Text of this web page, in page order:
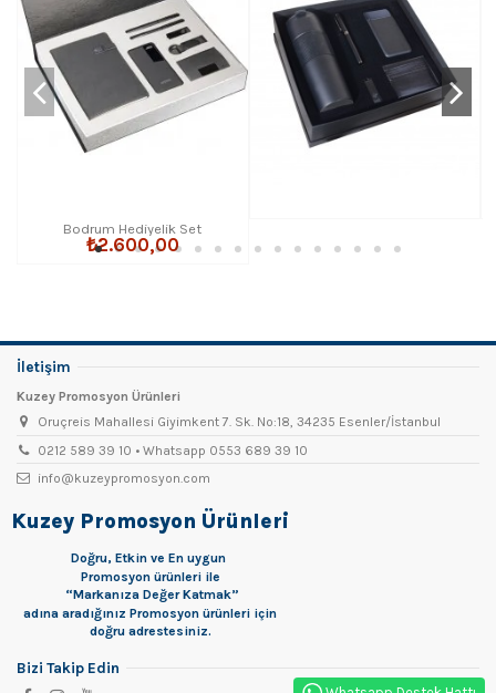
Bodrum Hediyelik Set
₺2.600,00
İletişim
Kuzey Promosyon Ürünleri
Oruçreis Mahallesi Giyimkent 7. Sk. No:18, 34235 Esenler/İstanbul
0212 589 39 10 • Whatsapp 0553 689 39 10
info@kuzeypromosyon.com
Kuzey Promosyon Ürünleri
Doğru, Etkin ve En uygun
Promosyon ürünleri ile
“Markanıza Değer Katmak”
adına aradığınız Promosyon ürünleri için
doğru adrestesiniz.
Bizi Takip Edin